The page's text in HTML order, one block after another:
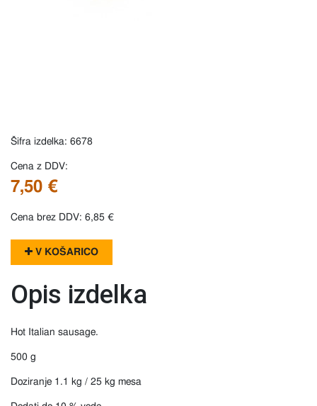
Šifra izdelka: 6678
Cena z DDV:
7,50 €
Cena brez DDV: 6,85 €
V KOŠARICO
Opis izdelka
Hot Italian sausage.
500 g
Doziranje 1.1 kg / 25 kg mesa